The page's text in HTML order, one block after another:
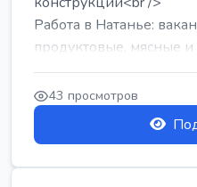
Работа в Натанье:
продуктовые, мясные
Разнорабочий на
43 просмотров